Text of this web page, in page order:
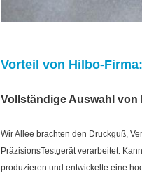
Vorteil von Hilbo-Firma:
Vollständige Auswahl
Wir Allee brachten den Druckguß,
PräzisionsTestgerät verarbeitet.
produzieren und entwickelte eine